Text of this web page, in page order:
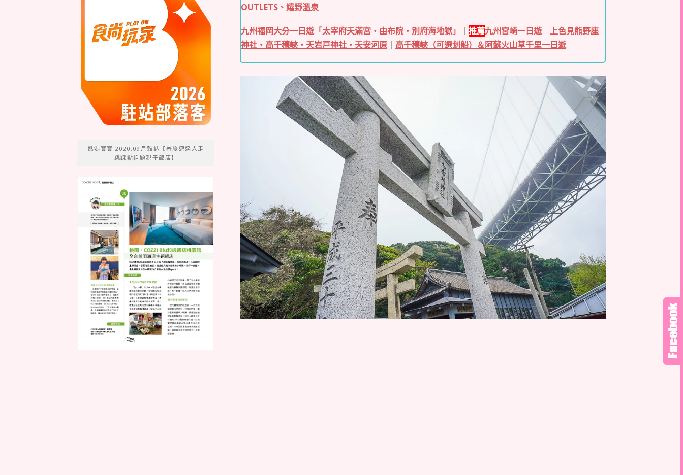
OUTLETS、嬉野溫泉
九州福岡大分一日遊「太宰府天滿宮・由布院・別府海地獄」 推薦九州宮崎一日遊 上色見熊野座
神社・高千穗峽・天岩戸神社・天安河原
高千穗峽（可選划船）＆阿蘇火山草千里一日遊
媽媽寶寶 2020.09月雜誌【著旅遊達人走
跳踩點話題親子飯店】